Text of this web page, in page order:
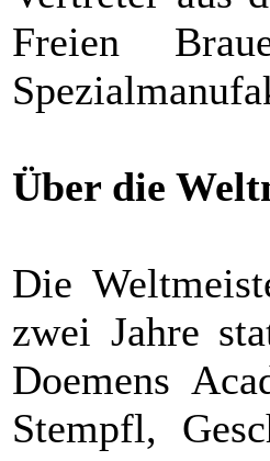
Freien
Über die
Die
zwei Jahre
Doemens
Stempfl,